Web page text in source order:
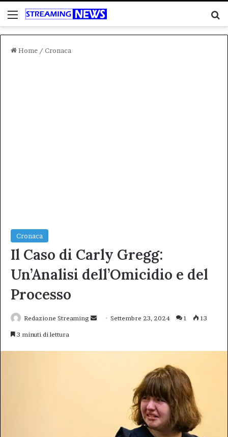
Menu
Home / Cronaca
Cronaca
Il Caso di Carly Gregg:
Un’Analisi dell’Omicidio e del
Processo
Redazione Streaming
InviaSettembre 23, 2024 1 13
3 minuti di lettura